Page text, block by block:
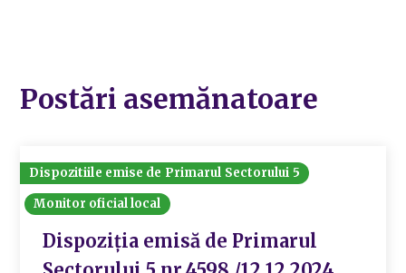
Postări asemănatoare
Dispozitiile emise de Primarul Sectorului 5
Monitor oficial local
Dispoziția emisă de Primarul